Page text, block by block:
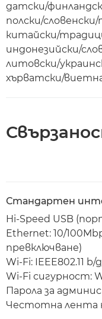
датски/
полски/
китайски/
индонезийски/
литовски/
хърватски/
Стандартен
Hi-Speed USB
Ethernet: 10/
превключване)
Wi-Fi: IEEE802.11 b/
Wi-Fi сигурност:
Парола за
Честотна лента